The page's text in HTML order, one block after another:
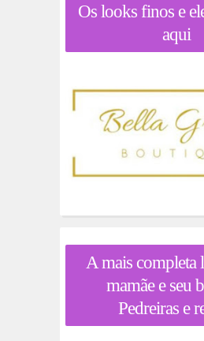
Os looks finos e
aqui
A mais completa
mamãe e seu
Pedreiras e